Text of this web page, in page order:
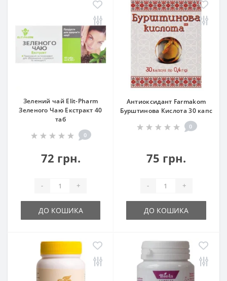
Зелений чай Elit-Pharm
Зеленого Чаю Екстракт 40
таб
0
72 грн.
- +
ДО КОШИКА
Антиоксидант Farmakom
Бурштинова Кислота 30 капс
0
75 грн.
- +
ДО КОШИКА